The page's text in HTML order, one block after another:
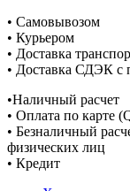
• Самовывозом
• Курьером
• Доставка
• Доставка СДЭК с
•Наличный расчет
• Оплата по карте
• Безналичный
физических лиц
• Кредит